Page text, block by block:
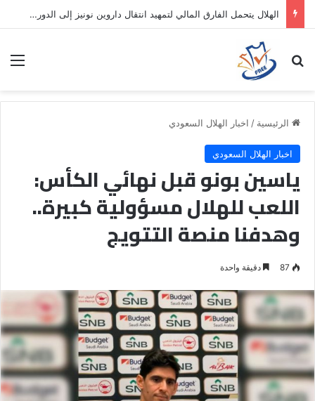
الهلال يتحمل الفارق المالي لتمهيد انتقال داروين نونيز إلى الدوري التركي
بحث عن
الرئيسية / اخبار الهلال السعودي
اخبار الهلال السعودي
ياسين بونو قبل نهائي الكأس:
اللعب للهلال مسؤولية كبيرة..
وهدفنا منصة التتويج
87 دقيقة واحدة